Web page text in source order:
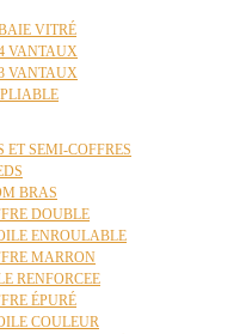
VITRÉ
VANTAUX
VANTAUX
ET SEMI-COFFRES
BRAS
DOUBLE
ENROULABLE
MARRON
RENFORCEE
ÉPURÉ
COULEUR